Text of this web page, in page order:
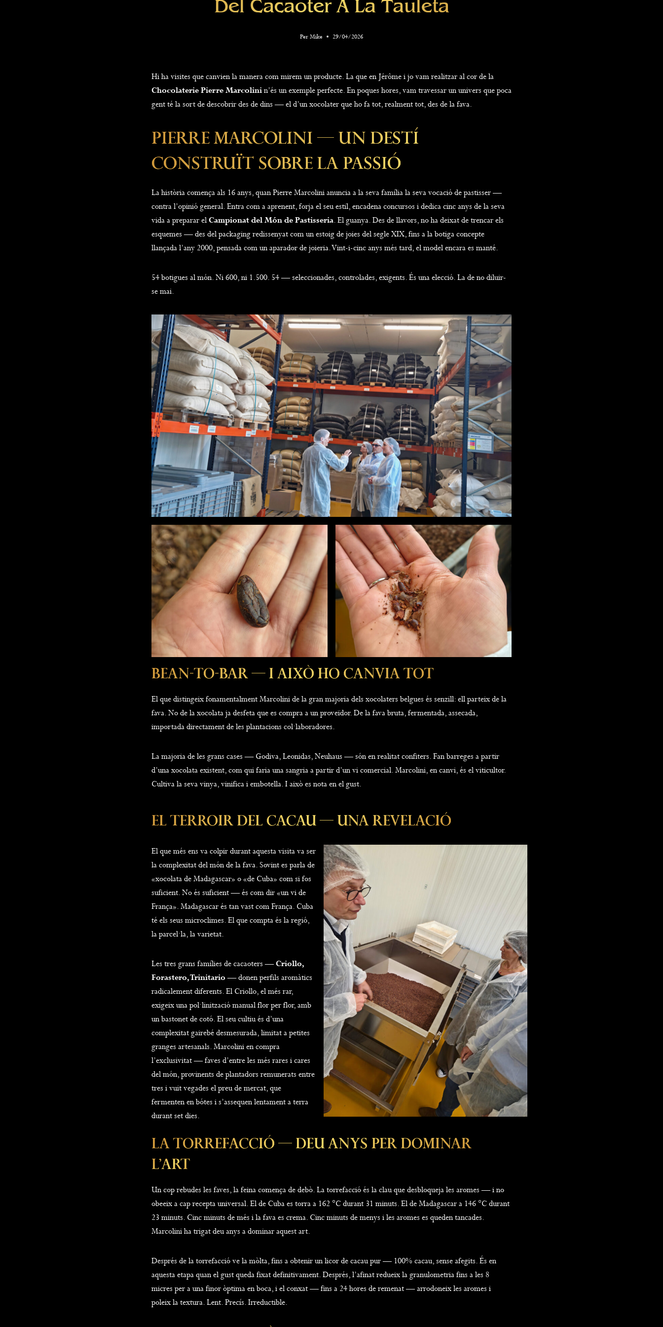
Del Cacaoter A La Tauleta
PerMike 29/04/2026
Hi ha visites que canvien la manera com mirem un producte. La que en Jérôme i jo vam realitzar al cor de la
Chocolaterie Pierre Marcolinin’és un exemple perfecte. En poques hores, vam travessar un univers que poca
gent té la sort de descobrir des de dins — el d’un xocolater que ho fa tot, realment tot, des de la fava.
Pierre Marcolini — Un Destí
Construït Sobre La Passió
La història comença als 16 anys, quan Pierre Marcolini anuncia a la seva família la seva vocació de pastisser —
contra l’opinió general. Entra com a aprenent, forja el seu estil, encadena concursos i dedica cinc anys de la seva
vida a preparar elCampionat del Món de Pastisseria. El guanya. Des de llavors, no ha deixat de trencar els
esquemes — des del packaging redissenyat com un estoig de joies del segle XIX, fins a la botiga concepte
llançada l’any 2000, pensada com un aparador de joieria. Vint-i-cinc anys més tard, el model encara es manté.
54 botigues al món. Ni 600, ni 1.500. 54 — seleccionades, controlades, exigents. És una elecció. La de no diluir-
se mai.
Bean-To-Bar — I Això Ho Canvia Tot
El que distingeix fonamentalment Marcolini de la gran majoria dels xocolaters belgues és senzill: ell parteix de la
fava. No de la xocolata ja desfeta que es compra a un proveïdor. De la fava bruta, fermentada, assecada,
importada directament de les plantacions col·laboradores.
La majoria de les grans cases — Godiva, Leonidas, Neuhaus — són en realitat confiters. Fan barreges a partir
d’una xocolata existent, com qui faria una sangria a partir d’un vi comercial. Marcolini, en canvi, és el viticultor.
Cultiva la seva vinya, vinifica i embotella. I això es nota en el gust.
El Terroir Del Cacau — Una Revelació
El que més ens va colpir durant aquesta visita va ser
la complexitat del món de la fava. Sovint es parla de
«xocolata de Madagascar» o «de Cuba» com si fos
suficient. No és suficient — és com dir «un vi de
França». Madagascar és tan vast com França. Cuba
té els seus microclimes. El que compta és la regió,
la parcel·la, la varietat.
Les tres grans famílies de cacaoters —Criollo,
Forastero, Trinitario— donen perfils aromàtics
radicalement diferents. El Criollo, el més rar,
exigeix una pol·linització manual flor per flor, amb
un bastonet de cotó. El seu cultiu és d’una
complexitat gairebé desmesurada, limitat a petites
granges artesanals. Marcolini en compra
l’exclusivitat — faves d’entre les més rares i cares
del món, provinents de plantadors remunerats entre
tres i vuit vegades el preu de mercat, que
fermenten en bótes i s’assequen lentament a terra
durant set dies.
La Torrefacció — Deu Anys Per Dominar
L’art
Un cop rebudes les faves, la feina comença de debò. La torrefacció és la clau que desbloqueja les aromes — i no
obeeix a cap recepta universal. El de Cuba es torra a 162 °C durant 31 minuts. El de Madagascar a 146 °C durant
23 minuts. Cinc minuts de més i la fava es crema. Cinc minuts de menys i les aromes es queden tancades.
Marcolini ha trigat deu anys a dominar aquest art.
Després de la torrefacció ve la mòlta, fins a obtenir un licor de cacau pur — 100% cacau, sense afegits. És en
aquesta etapa quan el gust queda fixat definitivament. Després, l’afinat redueix la granulometria fins a les 8
micres per a una finor òptima en boca, i el conxat — fins a 24 hores de remenat — arrodoneix les aromes i
poleix la textura. Lent. Precís. Irreductible.